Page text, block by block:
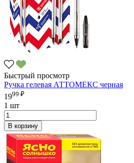
Быстрый просмотр
Ручка гелевая АТТОМЕКС черная
1999 ₽
1 шт
В корзину